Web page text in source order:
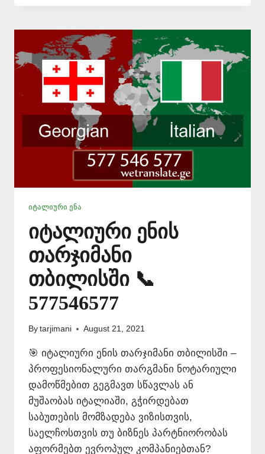
ᲗᲐᲠᲯᲘᲛᲐᲜᲘ
577
546
577
ᲘᲢᲐᲚᲘᲣᲠᲘ ᲔᲜᲐ
იტალიური ენის
თარჯიმანი
თბილისში 📞
577546577
By tarjimani August 21, 2021
🎯 იტალიური ენის თარჯიმანი თბილისში –
პროფესიონალური თარგმანი ნოტარიული
დამოწმებით გეგმავთ სწავლას ან
მუშაობას იტალიაში, გჭირდებათ
საბუთების მომზადება ვიზისთვის,
საელჩოსთვის თუ ბიზნეს პარტნიორობას
აფორმებთ ევროპულ კომპანიებთან?